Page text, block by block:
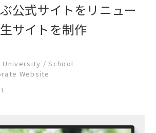
公式サイトをリニュー
サイトを制作
University / School
Website